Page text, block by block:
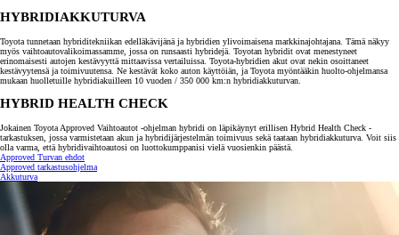
HYBRIDIAKKUTURVA
Toyota tunnetaan hybriditekniikan edelläkävijänä ja hybridien ylivoimaisena markkinajohtajana. Tämä näkyy
myös vaihtoautovalikoimassamme, jossa on runsaasti hybridejä. Toyotan hybridit ovat menestyneet
erinomaisesti autojen kestävyyttä mittaavissa vertailuissa. Toyota-hybridien akut ovat nekin osoittaneet
kestävyytensä ja toimivuutensa. Ne kestävät koko auton käyttöiän, ja Toyota myöntääkin huolto-ohjelmansa
mukaan huolletuille hybridiakuilleen 10 vuoden / 350 000 km:n hybridiakkuturvan.
HYBRID HEALTH CHECK
Jokainen Toyota Approved Vaihtoautot -ohjelman hybridi on läpikäynyt erillisen Hybrid Health Check -
tarkastuksen, jossa varmistetaan akun ja hybridijärjestelmän toimivuus sekä taataan hybridiakkuturva. Voit siis
olla varma, että hybridivaihtoautosi on luottokumppanisi vielä vuosienkin päästä.
Approved Turvan ehdot
Approved tarkastusohjelma
Akkuturva